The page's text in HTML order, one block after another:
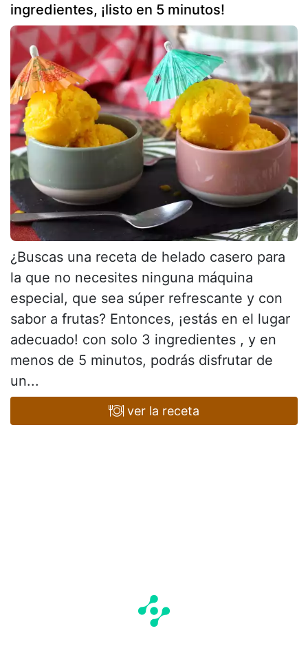
ingredientes, ¡listo en 5 minutos!
¿Buscas una receta de helado casero para
la que no necesites ninguna máquina
especial, que sea súper refrescante y con
sabor a frutas? Entonces, ¡estás en el lugar
adecuado! con solo 3 ingredientes , y en
menos de 5 minutos, podrás disfrutar de
un...
ver la receta